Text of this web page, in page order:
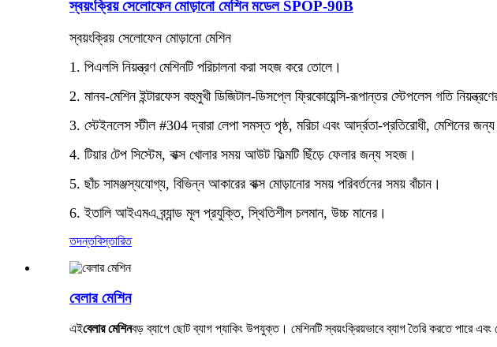
স্বয়ংক্রিয় সেলোফেন মোড়ানো মেশিন মডেল SPOP-90B
স্বয়ংক্রিয় সেলোফেন মোড়ানো মেশিন
1. পিএলসি নিয়ন্ত্রণ মেশিনটি পরিচালনা করা সহজ করে তোলে।
2. মানব-মেশিন ইন্টারফেস বহুমুখী ডিজিটাল-ডিসপ্লে ফ্রিকোয়েন্সি-রূপান্তর স্টেপলেস গতি
3. স্টেইনলেস স্টীল #304 দ্বারা লেপা সমস্ত পৃষ্ঠ, মরিচা এবং আর্দ্রতা-প্রতিরোধী, মেশিনের
4. টিয়ার টেপ সিস্টেম, বাক্স খোলার সময় আউট ফিল্মটি ছিঁড়ে ফেলার জন্য সহজ।
5. ছাঁচ সামঞ্জস্যযোগ্য, বিভিন্ন আকারের বাক্স মোড়ানোর সময় পরিবর্তনের সময় বাঁচান।
6. ইতালি আইএমএ ব্র্যান্ড মূল প্রযুক্তি, স্থিতিশীল চলমান, উচ্চ মানের।
তদন্তবিস্তারিত
বেলার মেশিন
এইবেলার মেশিনবড় ব্যাগে ছোট ব্যাগ প্যাকিং উপযুক্ত। মেশিনটি স্বয়ংক্রিয়ভাবে ব্যাগ তৈরি করতে পারে